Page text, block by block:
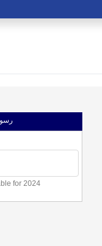
for 2024